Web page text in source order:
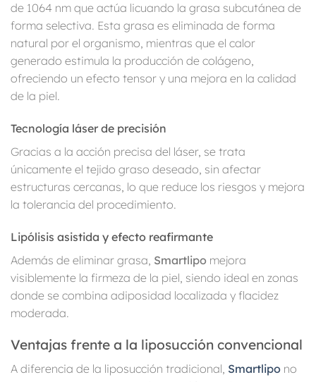
de 1064 nm que actúa licuando la grasa subcutánea de
forma selectiva. Esta grasa es eliminada de forma
natural por el organismo, mientras que el calor
generado estimula la producción de colágeno,
ofreciendo un efecto tensor y una mejora en la calidad
de la piel.
Tecnología láser de precisión
Gracias a la acción precisa del láser, se trata
únicamente el tejido graso deseado, sin afectar
estructuras cercanas, lo que reduce los riesgos y mejora
la tolerancia del procedimiento.
Lipólisis asistida y efecto reafirmante
Además de eliminar grasa, Smartlipo mejora
visiblemente la firmeza de la piel, siendo ideal en zonas
donde se combina adiposidad localizada y flacidez
moderada.
Ventajas frente a la liposucción convencional
A diferencia de la liposucción tradicional, Smartlipo no